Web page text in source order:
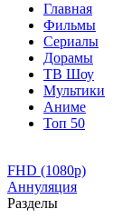
Главная
Фильмы
Сериалы
Дорамы
ТВ Шоу
Мультики
Аниме
Топ 50
FHD (1080p)
Аннуляция
Разделы